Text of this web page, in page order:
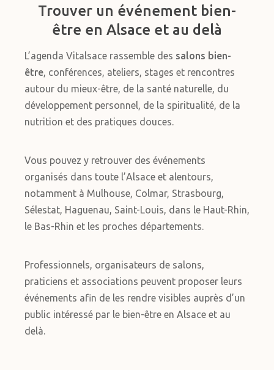
Trouver un événement bien-
être en Alsace et au delà
L’agenda Vitalsace rassemble des salons bien-
être, conférences, ateliers, stages et rencontres
autour du mieux-être, de la santé naturelle, du
développement personnel, de la spiritualité, de la
nutrition et des pratiques douces.
Vous pouvez y retrouver des événements
organisés dans toute l’Alsace et alentours,
notamment à Mulhouse, Colmar, Strasbourg,
Sélestat, Haguenau, Saint-Louis, dans le Haut-Rhin,
le Bas-Rhin et les proches départements.
Professionnels, organisateurs de salons,
praticiens et associations peuvent proposer leurs
événements afin de les rendre visibles auprès d’un
public intéressé par le bien-être en Alsace et au
delà.